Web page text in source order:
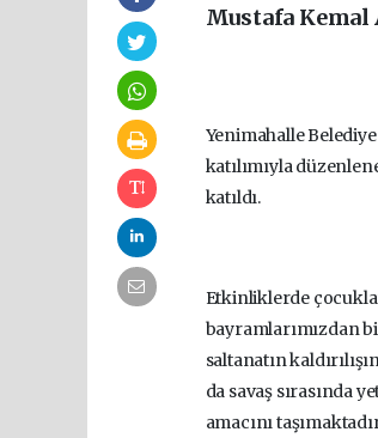
Mustafa
Yenimahalle
katılımıyla
katıldı.
Etkinliklerde
bayramlarımızdan
saltanatın
da savaş sırasında
amacını